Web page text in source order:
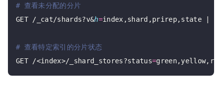
# 查看未分配的分片
GET /_cat/shards?v&h=index,shard,prirep,state | grep
# 查看特定索引的分片状态
GET /<index>/_shard_stores?status=